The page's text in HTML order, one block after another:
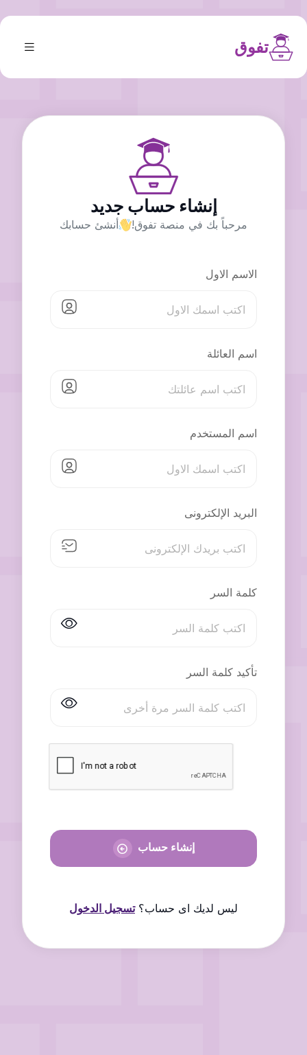
تفوق
إنشاء حساب جديد
مرحباً بك في منصة تفوق! أنشئ حسابك
الاسم الاول
اسم العائلة
اسم المستخدم
البريد الإلكترونى
كلمة السر
تأكيد كلمة السر
إنشاء حساب
ليس لديك اى حساب؟تسجيل الدخول